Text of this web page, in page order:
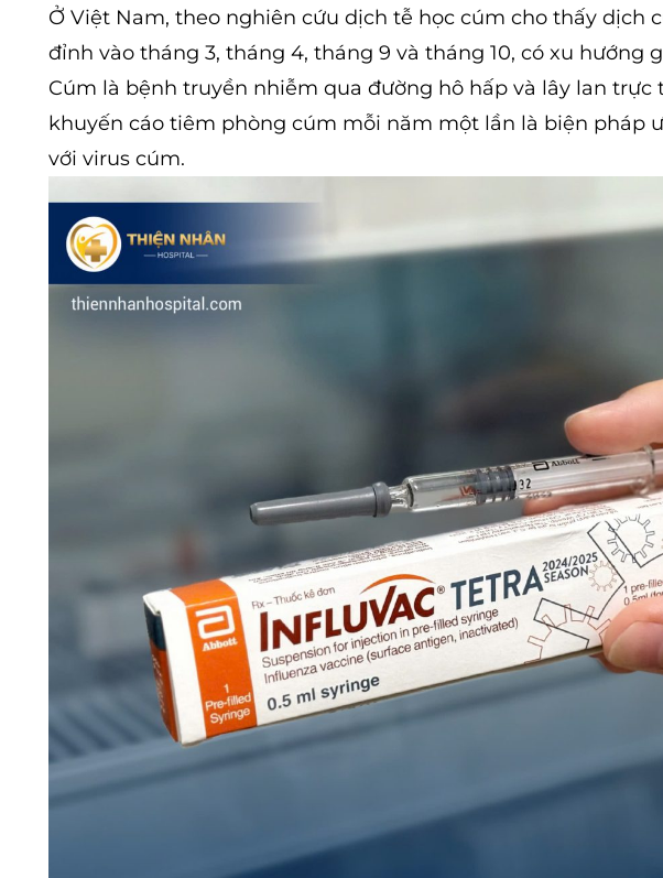
Ở Việt Nam, theo nghiên cứu dịch tễ học cúm cho thấy dịch
đỉnh vào tháng 3, tháng 4, tháng 9 và tháng 10, có xu hướng
Cúm là bệnh truyền nhiễm qua đường hô hấp và lây lan trực
khuyến cáo tiêm phòng cúm mỗi năm một lần là biện pháp
với virus cúm.